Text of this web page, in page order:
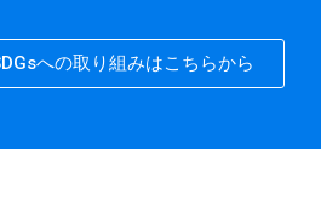
への取り組みはこちらから